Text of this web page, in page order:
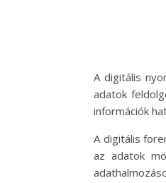
A digitális
adatok
információk
A digitális
az adatok